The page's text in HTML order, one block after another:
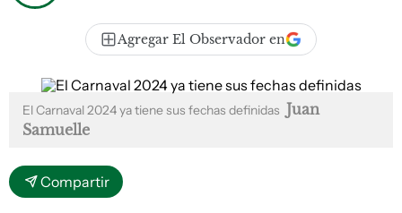
Agregar El Observador en
El Carnaval 2024 ya tiene sus fechas definidas Juan
Samuelle
Compartir